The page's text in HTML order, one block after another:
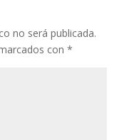
no será publicada.
con *